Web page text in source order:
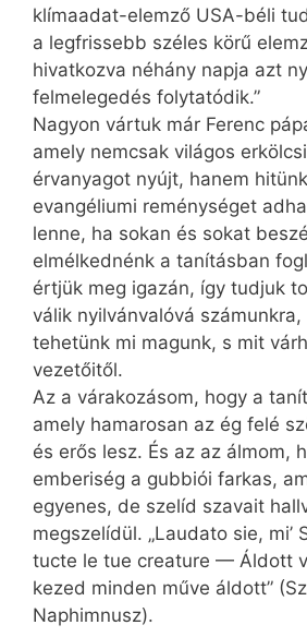
klímaadat-elemző USA-béli
a legfrissebb széles körű
hivatkozva néhány napja azt
felmelegedés folytatódik.”
Nagyon vártuk már Ferenc
amely nemcsak világos
érvanyagot nyújt, hanem
evangéliumi reménységet
lenne, ha sokan és sokat
elmélkednénk a tanításban
értjük meg igazán, így tudjuk
válik nyilvánvalóvá
tehetünk mi magunk, s mit
vezetőitől.
Az a várakozásom, hogy a
amely hamarosan az ég felé
és erős lesz. És az az álmom,
emberiség a gubbiói farkas,
egyenes, de szelíd szavait
megszelídül. „Laudato sie, mi’
tucte le tue creature — Áldott
kezed minden műve áldott”
Naphimnusz).